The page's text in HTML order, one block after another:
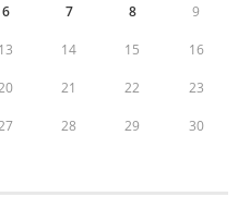
6 7 8 9
13 14 15 16
21 22 23
28 29 30